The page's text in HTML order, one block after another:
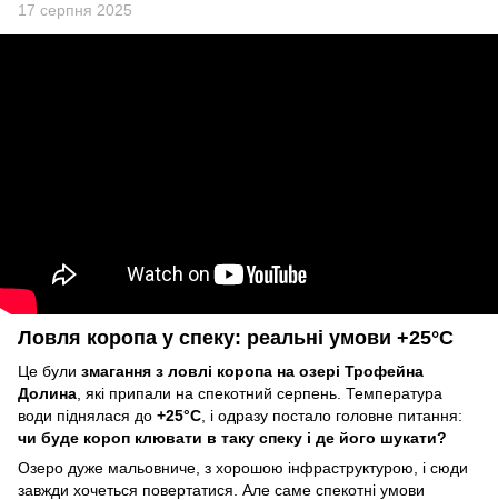
17 серпня 2025
Ловля коропа у спеку: реальні умови +25°C
Це були змагання з ловлі коропа на озері Трофейна
Долина , які припали на спекотний серпень. Температура
води піднялася до +25°C , і одразу постало головне питання:
чи буде короп клювати в таку спеку і де його шукати?
Озеро дуже мальовниче, з хорошою інфраструктурою, і сюди
завжди хочеться повертатися. Але саме спекотні умови